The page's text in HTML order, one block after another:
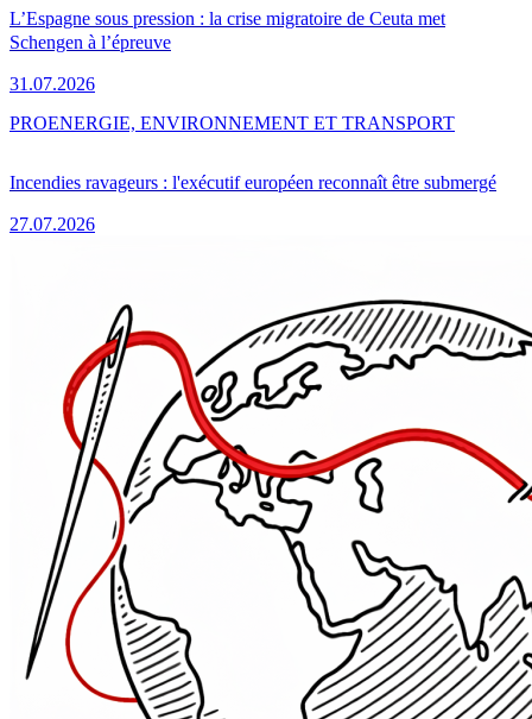
L’Espagne sous pression : la crise migratoire de Ceuta met
Schengen à l’épreuve
31.07.2026
Incendies ravageurs : l'exécutif européen reconnaît être submergé
27.07.2026
PROENERGIE, ENVIRONNEMENT ET TRANSPORT